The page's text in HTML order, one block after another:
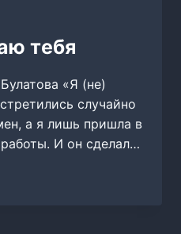
тебя
«Я (не)
случайно
а я лишь пришла в
И он сделал…